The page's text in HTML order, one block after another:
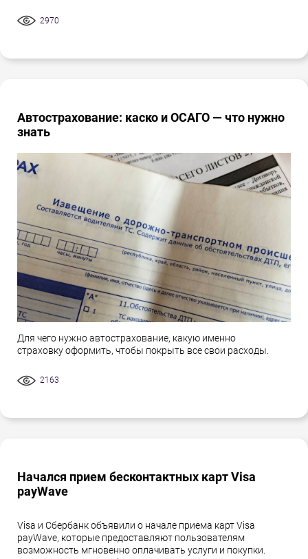
2970
Автострахование: каско и ОСАГО — что нужно
знать
Для чего нужно автострахование, какую именно
страховку оформить, чтобы покрыть все свои расходы.
2163
Начался прием бесконтактных карт Visa
payWave
Visa и Сбербанк объявили о начале приема карт Visa
payWave, которые предоставляют пользователям
возможность мгновенно оплачивать услуги и покупки.